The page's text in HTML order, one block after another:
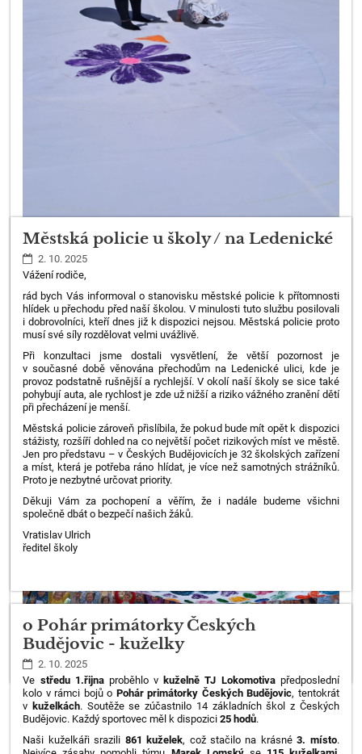
Městská policie u školy / na Ledenické
2. 10. 2025
Vážení rodiče,
rád bych Vás informoval o stanovisku městské policie k přítomnosti
hlídek u přechodu před naší školou. V minulosti tuto službu posilovali
i dobrovolníci, kteří dnes již k dispozici nejsou. Městská policie proto
musí své síly rozdělovat velmi uvážlivě.
Při konzultaci jsme dostali vysvětlení, že větší pozornost je
v současné době věnována přechodům na Ledenické ulici, kde je
provoz podstatně rušnější a rychlejší. V okolí naší školy se sice také
pohybují auta, ale rychlost je zde už nižší a riziko vážného zranění dětí
při přecházení je menší.
Městská policie zároveň přislíbila, že pokud bude mít opět k dispozici
stážisty, rozšíří dohled na co největší počet rizikových míst ve městě.
Jen pro představu – v Českých Budějovicích je 32 školských zařízení
a míst, která je potřeba ráno hlídat, je více než samotných strážníků.
Proto je nezbytné určovat priority.
Děkuji Vám za pochopení a věřím, že i nadále budeme všichni
společně dbát o bezpečí našich žáků.
Vratislav Ulrich
ředitel školy
o Pohár primátorky Českých
Budějovic - kuželky
2. 10. 2025
Ve středu 1.řijnaproběhlo v kuželně TJ Lokomotiva předposlední
kolo v rámci bojů o Pohár primátorky Českých Budějovic, tentokrát
v kuželkách. Soutěže se zúčastnilo 14 základních škol z Českých
Budějovic. Každý sportovec měl k dispozici25 hodů.
Naši kuželkáři srazili 861 kuželek, což stačilo na krásné3. místo.